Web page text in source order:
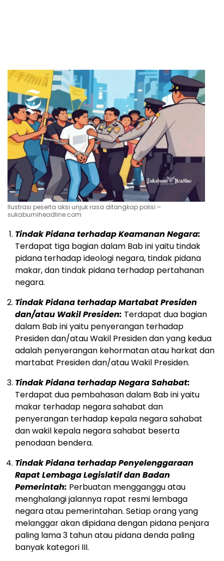
Ilustrasi peserta aksi unjuk rasa ditangkap polisi –
sukabumiheadline.com
Tindak Pidana terhadap Keamanan Negara:
Terdapat tiga bagian dalam Bab ini yaitu tindak
pidana terhadap ideologi negara, tindak pidana
makar, dan tindak pidana terhadap pertahanan
negara.
Tindak Pidana terhadap Martabat Presiden
dan/atau Wakil Presiden: Terdapat dua bagian
dalam Bab ini yaitu penyerangan terhadap
Presiden dan/atau Wakil Presiden dan yang kedua
adalah penyerangan kehormatan atau harkat dan
martabat Presiden dan/atau Wakil Presiden.
Tindak Pidana terhadap Negara Sahabat:
Terdapat dua pembahasan dalam Bab ini yaitu
makar terhadap negara sahabat dan
penyerangan terhadap kepala negara sahabat
dan wakil kepala negara sahabat beserta
penodaan bendera.
Tindak Pidana terhadap Penyelenggaraan
Rapat Lembaga Legislatif dan Badan
Pemerintah: Perbuatan mengganggu atau
menghalangi jalannya rapat resmi lembaga
negara atau pemerintahan. Setiap orang yang
melanggar akan dipidana dengan pidana penjara
paling lama 3 tahun atau pidana denda paling
banyak kategori III.